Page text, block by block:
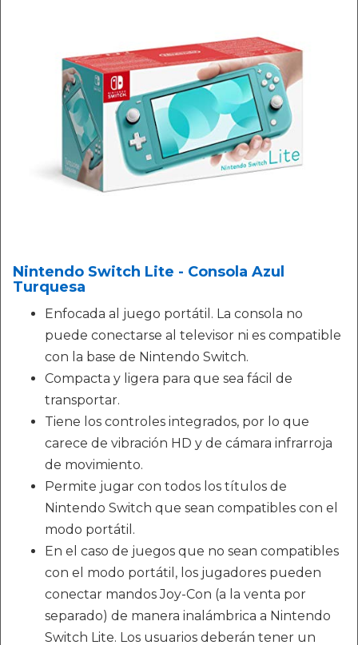
Nintendo Switch Lite - Consola Azul
Turquesa
Enfocada al juego portátil. La consola no
puede conectarse al televisor ni es compatible
con la base de Nintendo Switch.
Compacta y ligera para que sea fácil de
transportar.
Tiene los controles integrados, por lo que
carece de vibración HD y de cámara infrarroja
de movimiento.
Permite jugar con todos los títulos de
Nintendo Switch que sean compatibles con el
modo portátil.
En el caso de juegos que no sean compatibles
con el modo portátil, los jugadores pueden
conectar mandos Joy-Con (a la venta por
separado) de manera inalámbrica a Nintendo
Switch Lite. Los usuarios deberán tener un